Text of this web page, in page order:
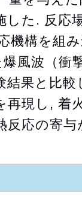
した. 反応
機構を組
風波（衝
結果と比
再現し, 着
反応の寄